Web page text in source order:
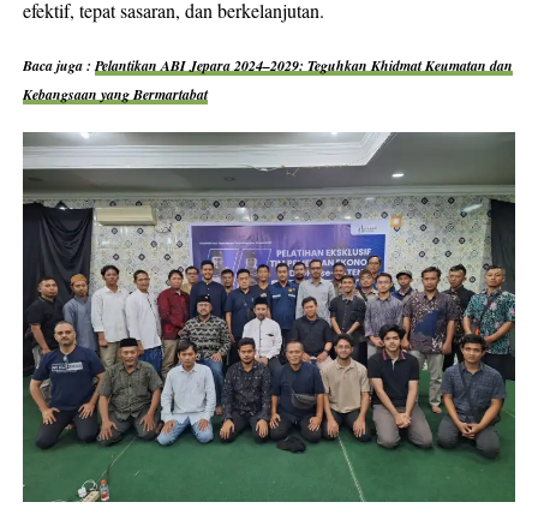
efektif, tepat sasaran, dan berkelanjutan.
Baca juga :Pelantikan ABI Jepara 2024–2029: Teguhkan Khidmat Keumatan dan
Kebangsaan yang Bermartabat